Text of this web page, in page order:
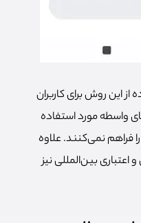
این روش برای کاربران
واسطه مورد استفاده
را فراهم نمی‌کنند. علاوه
بین‌المللی نیز